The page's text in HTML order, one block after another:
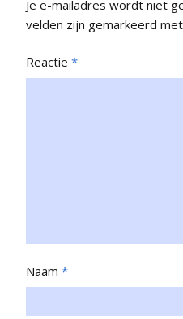
Je e-mailadres wordt niet
velden zijn gemarkeerd met
Reactie *
Naam *